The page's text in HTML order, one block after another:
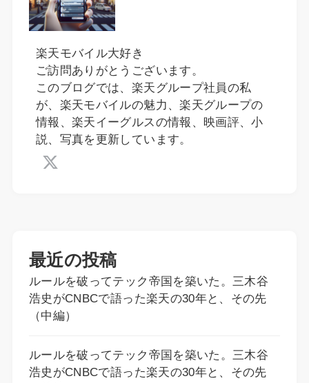
楽天モバイル大好き
ご訪問ありがとうございます。
このブログでは、楽天グループ社員の私
が、楽天モバイルの魅力、楽天グループの
情報、楽天イーグルスの情報、映画評、小
説、写真を更新しています。
最近の投稿
ルールを破ってテック帝国を築いた。三木谷
浩史がCNBCで語った楽天の30年と、その先
（中編）
ルールを破ってテック帝国を築いた。三木谷
浩史がCNBCで語った楽天の30年と、その先